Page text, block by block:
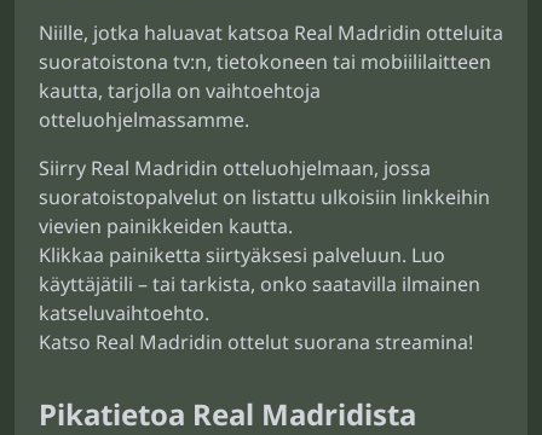
Niille, jotka haluavat katsoa Real Madridin otteluita
suoratoistona tv:n, tietokoneen tai mobiililaitteen
kautta, tarjolla on vaihtoehtoja
otteluohjelmassamme.
Siirry Real Madridin otteluohjelmaan, jossa
suoratoistopalvelut on listattu ulkoisiin linkkeihin
vievien painikkeiden kautta.
Klikkaa painiketta siirtyäksesi palveluun. Luo
käyttäjätili – tai tarkista, onko saatavilla ilmainen
katseluvaihtoehto.
Katso Real Madridin ottelut suorana streamina!
Pikatietoa Real Madridista